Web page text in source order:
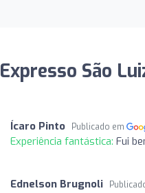
Expresso São
Ícaro Pinto Publicado em
Experiência fantástica: Fui
Ednelson Brugnoli